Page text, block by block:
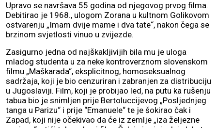
Upravo se navršava 55 godina od njegovog prvog filma.
Debitirao je 1968., ulogom Zorana u kultnom Golikovom
ostvarenju „Imam dvije mame i dva tate“, nakon čega se
brzinom svjetlosti vinuo u zvijezde.
Zasigurno jedna od najškakljivijih bila mu je uloga
mladog studenta u za neke kontroverznom slovenskom
filmu „Maškarada“, eksplicitnog, homoseksualnog
sadržaja, koji je bio cenzuriran i zabranjen za distribuciju
u Jugoslaviji. Film, koji je probijao led, na putu ka rušenju
tabua bio je snimljen prije Bertoluccijevog „Posljednjeg
tanga u Parizu“ i prije “Emanuele“ te je šokirao čak i
Zapad, koji nije očekivao da će iz zemlje „iza željezne